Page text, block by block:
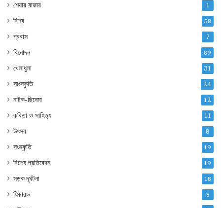
শেয়ার বাজার 1
বিশ্ব 58
প্রবাস 7
বিনোদন 89
খেলাধুলা 31
সাংস্কৃতি 24
নাটক-ছিনেমা 12
কবিতা ও সাহিত্য 11
উৎসব 8
সংস্কৃতি 19
বিশেষ প্রতিবেদন 19
সড়ক দূর্ঘটনা 18
ফিচারড 8